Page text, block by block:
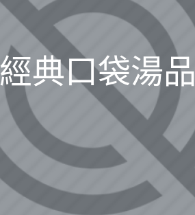
經典口袋湯品